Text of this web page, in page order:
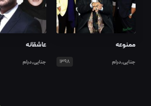
ممنوعه
جنایی,درام 1398
عاشقانه
جنایی,درام